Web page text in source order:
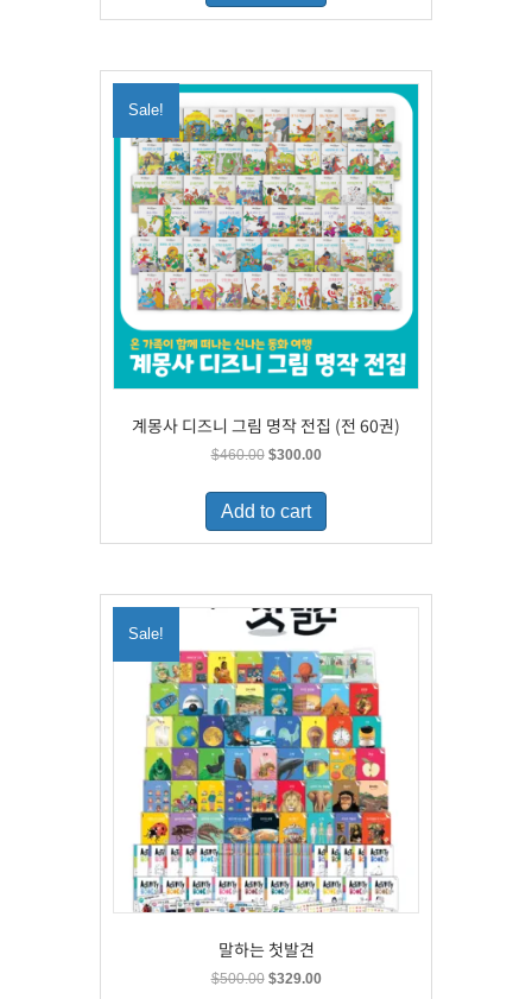
Sale!
계몽사 디즈니 그림 명작 전집 (전 60권)
$460.00 Original
was:
$460.00.
$300.00Current
is:
Add to cart
Sale!
말하는 첫발견
$500.00 Original
$329.00Current